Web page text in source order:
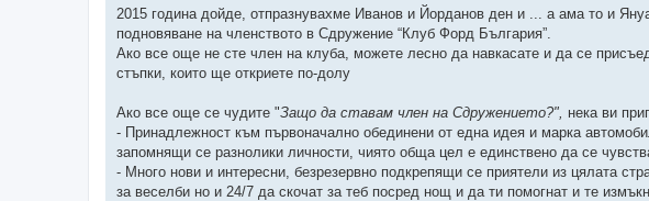
е
2015 година дойде, отпразнувахме Иванов и Йорданов ден и ... а ама то и
подновяване на членството в Сдружение “Клуб Форд България”.
Ако все още не сте член на клуба, можете лесно да навкасате и да се
стъпки, които ще откриете по-долу
Ако все още се чудите "Защо да ставам член на Сдружението?", нека ви
- Принадлежност към първоначално обединени от една идея и марка
запомнящи се разнолики личности, чиято обща цел е единствено да се
- Много нови и интересни, безрезервно подкрепящи се приятели из цялата
за веселби но и 24/7 да скочат за теб посред нощ и да ти помогнат и те